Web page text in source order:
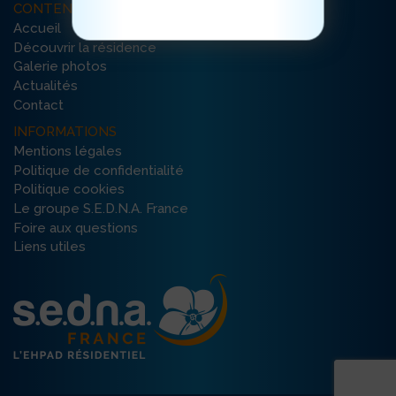
CONTENU DU SITE
Accueil
Découvrir la résidence
Galerie photos
Actualités
Contact
INFORMATIONS
Mentions légales
Politique de confidentialité
Politique cookies
Le groupe S.E.D.N.A. France
Foire aux questions
Liens utiles